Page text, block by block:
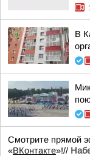
В
Смотрите прямой
«ВКонтакте»!//